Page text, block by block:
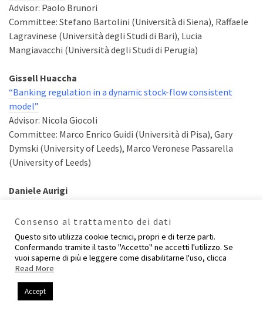
Advisor: Paolo Brunori
Committee: Stefano Bartolini (Università di Siena), Raffaele
Lagravinese (Università degli Studi di Bari), Lucia
Mangiavacchi (Università degli Studi di Perugia)
Gissell Huaccha
“Banking regulation in a dynamic stock-flow consistent
model”
Advisor: Nicola Giocoli
Committee: Marco Enrico Guidi (Università di Pisa), Gary
Dymski (University of Leeds), Marco Veronese Passarella
(University of Leeds)
Daniele Aurigi
water sector: a theoretical approach and a case study of the
Italian water integrated system in Tuscany”
Advisor: Nicola Dimitri
Committee: Massimo D’Antoni (Università di Siena), Alberto
Asquer (SOAS-Londra), Ennio Bilancini (IMT-Lucca)
Consenso al trattamento dei dati
Questo sito utilizza cookie tecnici, propri e di terze parti.
Confermando tramite il tasto "Accetto" ne accetti l'utilizzo. Se
vuoi saperne di più e leggere come disabilitarne l'uso, clicca
Read More
Accept